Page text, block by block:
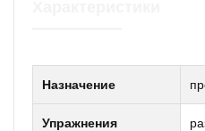
Назначение
Упражнения